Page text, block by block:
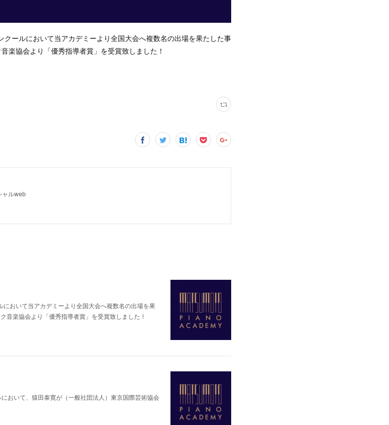
ールにおいて当アカデミーより全国大会へ複数名の出場を果たした事
楽協会より「優秀指導者賞」を受賞致しました！
ャルweb
おいて当アカデミーより全国大会へ複数名の出場を果
音楽協会より「優秀指導者賞」を受賞致しました！
おいて、猿田泰寛が（一般社団法人）東京国際芸術協会